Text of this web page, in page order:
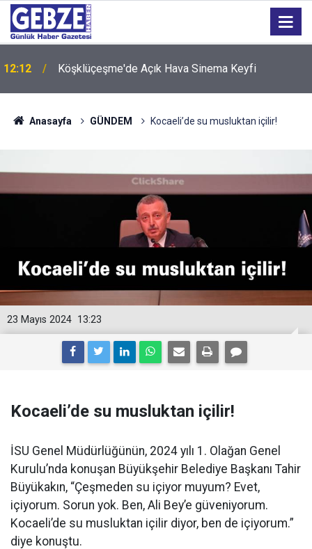
12:12 Köşklüçeşme'de Açık Hava Sinema Keyfi
Anasayfa GÜNDEM Kocaeli’de su musluktan içilir!
13:23
23 Mayıs 2024
Kocaeli’de su musluktan içilir!
İSU Genel Müdürlüğünün, 2024 yılı 1. Olağan Genel
Kurulu’nda konuşan Büyükşehir Belediye Başkanı Tahir
Büyükakın, “Çeşmeden su içiyor muyum? Evet,
içiyorum. Sorun yok. Ben, Ali Bey’e güveniyorum.
Kocaeli’de su musluktan içilir diyor, ben de içiyorum.”
diye konuştu.